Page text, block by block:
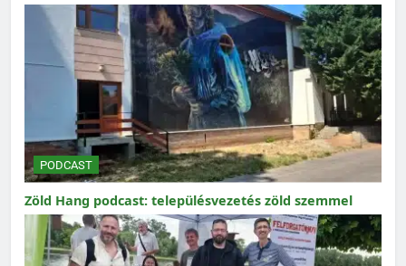
PODCAST
Zöld Hang podcast: településvezetés zöld szemmel